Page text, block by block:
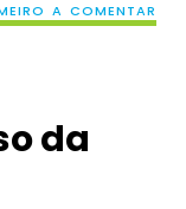
A COMENTAR
da